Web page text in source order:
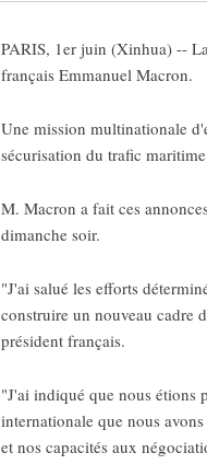
PARIS, 1er juin (Xinhua) --
français Emmanuel Macron.
Une mission multinationale
sécurisation du trafic
M. Macron a fait ces
dimanche soir.
"J'ai salué les efforts
construire un nouveau cadre
président français.
"J'ai indiqué que nous étions
internationale que nous
et nos capacités aux